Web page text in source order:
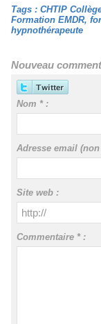
Tags : CHTIP
Formation EMDR,
hypnothérapeute
Nouveau
Nom * :
Adresse email
Site web :
Commentaire * :